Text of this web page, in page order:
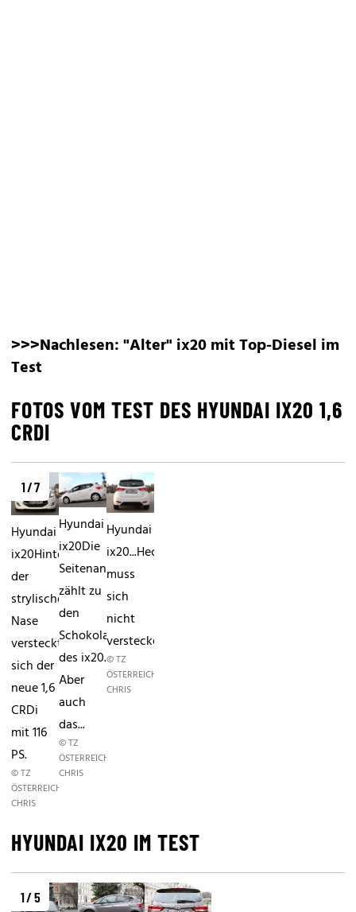
>>>Nachlesen:"Alter" ix20 mit Top-Diesel im
Test
FOTOS VOM TEST DES HYUNDAI IX20 1,6
CRDI
1 / 7
Hyundai
ix20Hinter
der
strylischen
Nase
versteckt
sich der
neue 1,6
CRDi
mit 116
PS.
© TZ
ÖSTERREICH/SINGER
CHRIS
Hyundai
ix20Die
Seitenansicht
zählt zu
den
Schokoladenseiten
des ix20.
Aber
auch
das...
© TZ
ÖSTERREICH/SINGER
CHRIS
Hyundai
ix20...Heck
muss
sich
nicht
verstecken.
© TZ
ÖSTERREICH/SINGER
CHRIS
HYUNDAI IX20 IM TEST
1 / 5